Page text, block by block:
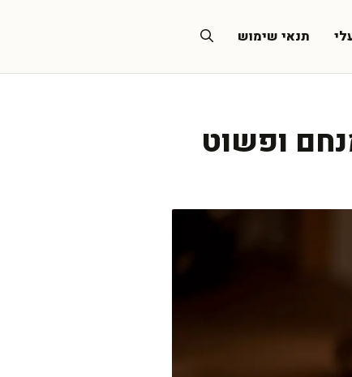
תנאי שימוש
ופשוט